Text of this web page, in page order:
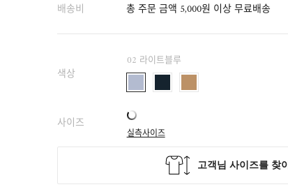
배송비 총 주문 금액 5,000원 이상 무료배송
색상
02 라이트블루
사이즈
실측사이즈